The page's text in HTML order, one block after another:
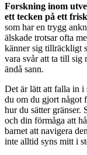
Forskning inom
ett tecken på ett
som har en trygg
älskade trotsar ofta
känner sig tillräckligt
vara svår att ta till sig
ändå sann.
Det är lätt att falla in i
du om du gjort något
hur du sätter gränser.
och din förmåga att
barnet att navigera
inte alltid syns mitt i